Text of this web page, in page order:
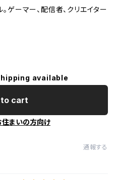
ゲーマー、配信者、クリエイター
available
cart
まいの方向け
通報する